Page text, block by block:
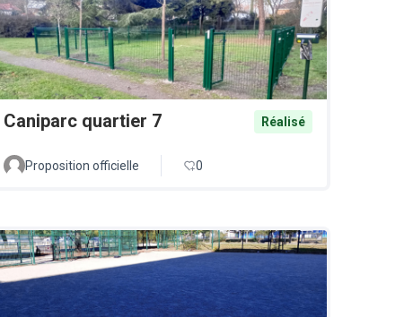
Caniparc quartier 7 Réalisé
Proposition officielle 0